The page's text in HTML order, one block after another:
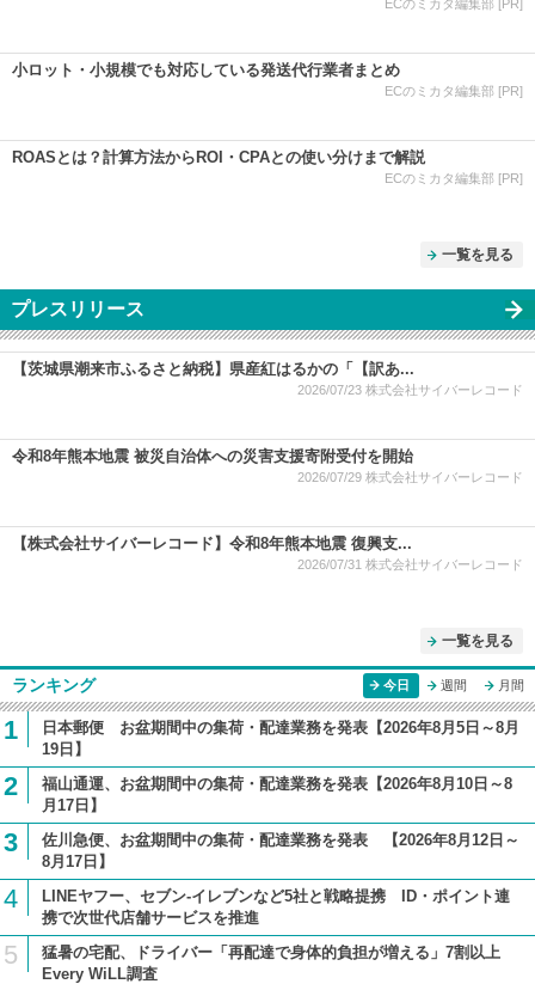
ECのミカタ編集部 [PR]
小ロット・小規模でも対応している発送代行業者まとめ
ECのミカタ編集部 [PR]
ROASとは？計算方法からROI・CPAとの使い分けまで解説
ECのミカタ編集部 [PR]
一覧を見る
プレスリリース
【茨城県潮来市ふるさと納税】県産紅はるかの「【訳あ...
2026/07/23 株式会社サイバーレコード
令和8年熊本地震 被災自治体への災害支援寄附受付を開始
2026/07/29 株式会社サイバーレコード
【株式会社サイバーレコード】令和8年熊本地震 復興支...
2026/07/31 株式会社サイバーレコード
一覧を見る
ランキング 今日 週間 月間
1
日本郵便 お盆期間中の集荷・配達業務を発表【2026年8月5日～8月
19日】
2
福山通運、お盆期間中の集荷・配達業務を発表【2026年8月10日～8
月17日】
3
佐川急便、お盆期間中の集荷・配達業務を発表 【2026年8月12日～
8月17日】
4
LINEヤフー、セブン-イレブンなど5社と戦略提携 ID・ポイント連
携で次世代店舗サービスを推進
5
猛暑の宅配、ドライバー「再配達で身体的負担が増える」7割以上
Every WiLL調査